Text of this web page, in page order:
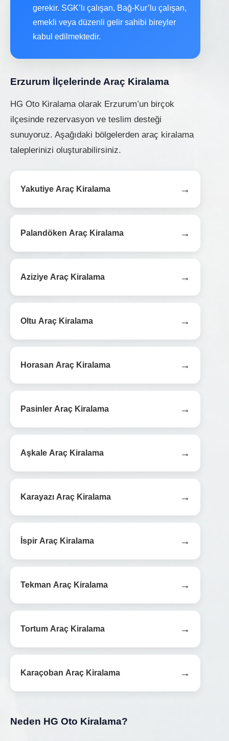
gerekir. SGK’lı çalışan, Bağ-Kur’lu çalışan,
emekli veya düzenli gelir sahibi bireyler
kabul edilmektedir.
Erzurum İlçelerinde Araç Kiralama
HG Oto Kiralama olarak Erzurum’un birçok
ilçesinde rezervasyon ve teslim desteği
sunuyoruz. Aşağıdaki bölgelerden araç kiralama
taleplerinizi oluşturabilirsiniz.
Yakutiye Araç Kiralama →
Palandöken Araç Kiralama →
Aziziye Araç Kiralama →
Oltu Araç Kiralama →
Horasan Araç Kiralama →
Pasinler Araç Kiralama →
Aşkale Araç Kiralama →
Karayazı Araç Kiralama →
İspir Araç Kiralama →
Tekman Araç Kiralama →
Tortum Araç Kiralama →
Karaçoban Araç Kiralama →
Neden HG Oto Kiralama?